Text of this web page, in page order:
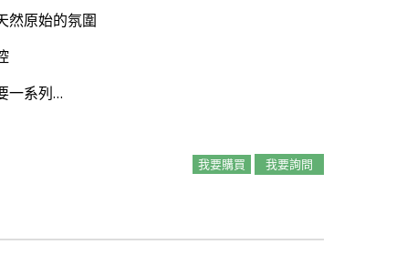
然原始的氛圍
一系列…
我要購買
我要詢問